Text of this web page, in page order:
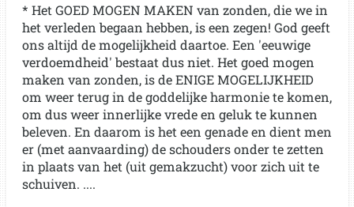
* Het GOED MOGEN MAKEN van zonden, die we in
het verleden begaan hebben, is een zegen! God geeft
ons altijd de mogelijkheid daartoe. Een 'eeuwige
verdoemdheid' bestaat dus niet. Het goed mogen
maken van zonden, is de ENIGE MOGELIJKHEID
om weer terug in de goddelijke harmonie te komen,
om dus weer innerlijke vrede en geluk te kunnen
beleven. En daarom is het een genade en dient men
er (met aanvaarding) de schouders onder te zetten
in plaats van het (uit gemakzucht) voor zich uit te
schuiven. ....